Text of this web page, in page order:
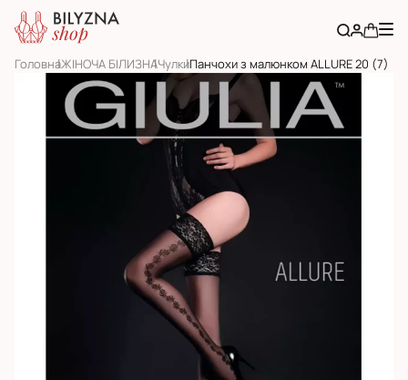
ГоловнаЖІНОЧА БІЛИЗНАЧулкиПанчохи з малюнком ALLURE 20 (7)